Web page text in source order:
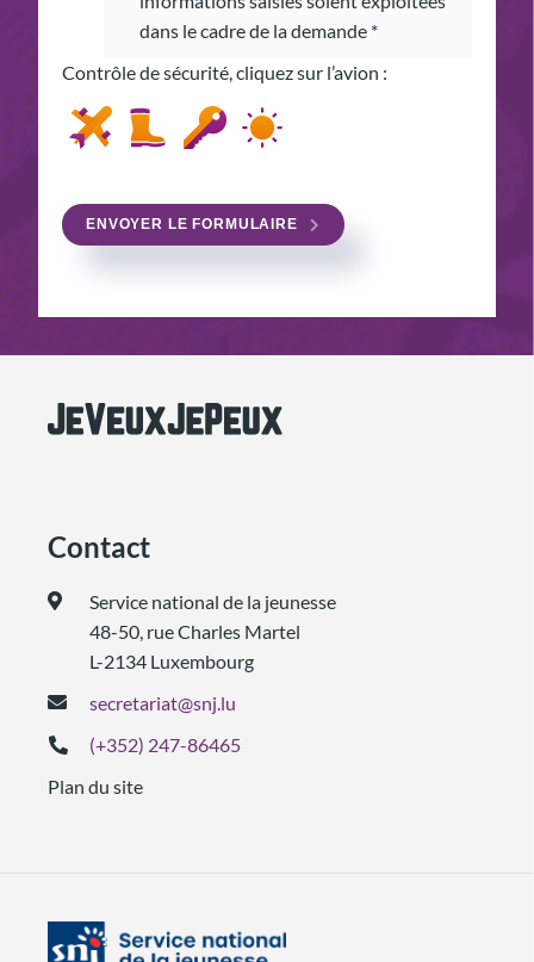
dans le cadre de la demande *
Contrôle de sécurité, cliquez sur l’avion :
l’avion la
la
le
ENVOYER LE FORMULAIRE
Contact
Service national de la jeunesse
48-50, rue Charles Martel
L-2134 Luxembourg
secretariat@snj.lu
(+352) 247-86465
Plan du site